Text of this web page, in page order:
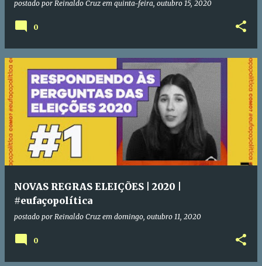
postado por Reinaldo Cruz em quinta-feira, outubro 15, 2020
0
NOVAS REGRAS ELEIÇÕES | 2020 |
#eufaçopolítica
postado por Reinaldo Cruz em domingo, outubro 11, 2020
0